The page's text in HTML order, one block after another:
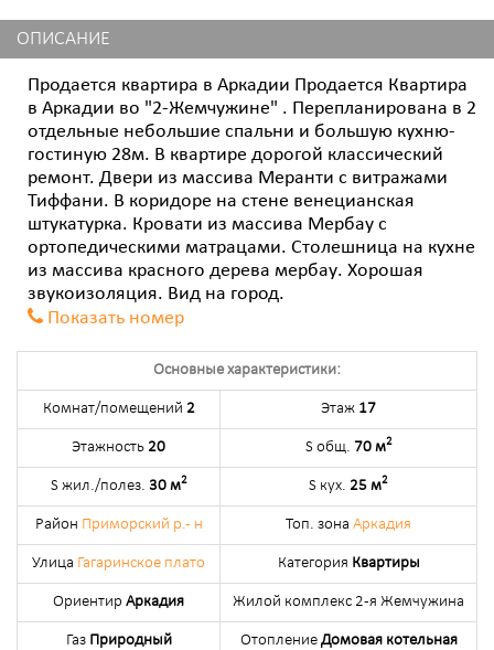
ОПИСАНИЕ
Продается квартира в Аркадии Продается Квартира
в Аркадии во "2-Жемчужине" . Перепланирована в 2
отдельные небольшие спальни и большую кухню-
гостиную 28м. В квартире дорогой классический
ремонт. Двери из массива Меранти с витражами
Тиффани. В коридоре на стене венецианская
штукатурка. Кровати из массива Мербау с
ортопедическими матрацами. Столешница на кухне
из массива красного дерева мербау. Хорошая
звукоизоляция. Вид на город.
Показать номер
Основные характеристики:
Комнат/помещений 2 Этаж 17
Этажность 20 S общ. 70 м2
S жил./полез. 30 м2 S кух. 25 м2
Район Приморский р.- н Топ. зона Аркадия
Улица Гагаринское плато Категория Квартиры
Ориентир Аркадия Жилой комплекс 2-я Жемчужина
Газ Природный Отопление Домовая котельная